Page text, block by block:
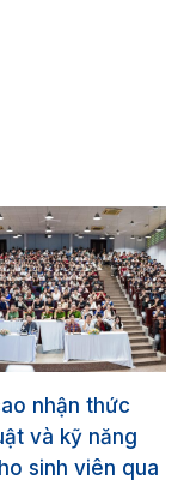
nhận thức
và kỹ năng
sinh viên qua